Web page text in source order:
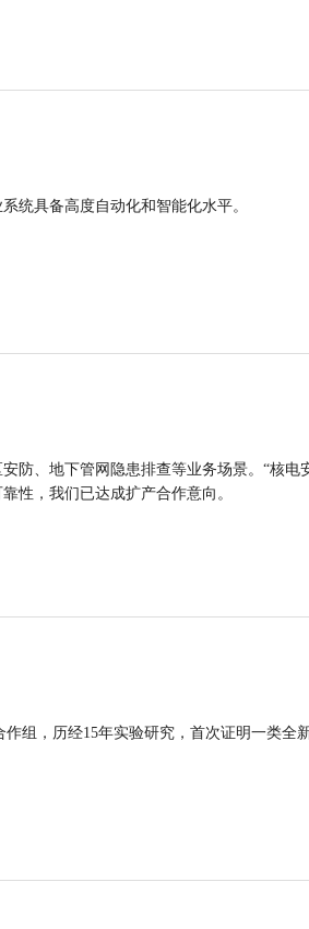
统具备高度自动化和智能化水平。
防、地下管网隐患排查等业务场景。“核电
性，我们已达成扩产合作意向。
组，历经15年实验研究，首次证明一类全